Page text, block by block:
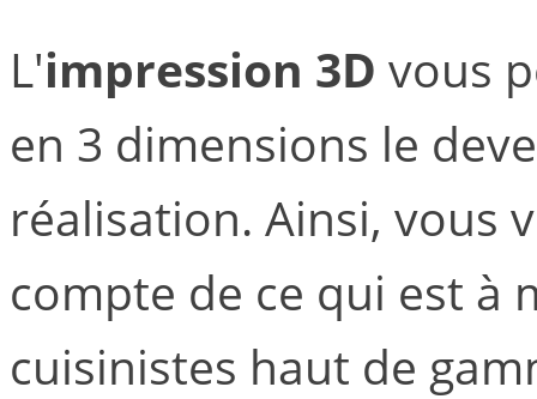
L'impression 3D vous
en 3 dimensions le
réalisation. Ainsi, vous
compte de ce qui est à
cuisinistes haut de